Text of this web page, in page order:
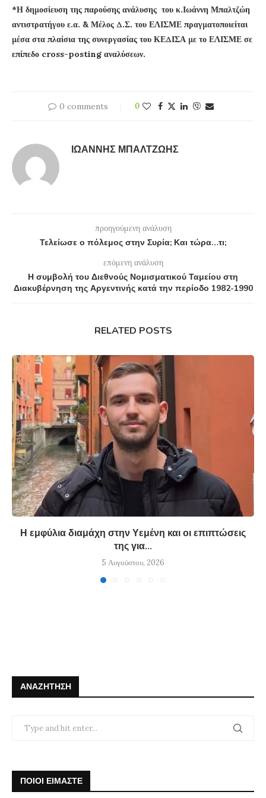
*Η δημοσίευση της παρούσης ανάλυσης του κ.Ιωάννη Μπαλτζώη
αντιστρατήγου ε.α. & Μέλος Δ.Σ. του ΕΛΙΣΜΕ πραγματοποιείται
μέσα στα πλαίσια της συνεργασίας του ΚΕΔΙΣΑ με το ΕΛΙΣΜΕ σε
επίπεδο cross-posting αναλύσεων.
0 comments 0
ΙΩΆΝΝΗΣ ΜΠΑΛΤΖΏΗΣ
προηγούμενη ανάλυση
Τελείωσε ο πόλεμος στην Συρία; Και τώρα…τι;
επόμενη ανάλυση
Η συμβολή του Διεθνούς Νομισματικού Ταμείου στη
Διακυβέρνηση της Αργεντινής κατά την περίοδο 1982-1990
RELATED POSTS
Η εμφύλια διαμάχη στην Υεμένη και οι επιπτώσεις
της για...
5 Αυγούστου, 2026
ΑΝΑΖΉΤΗΣΗ
ΠΟΙΟΙ ΕΙΜΑΣΤΕ